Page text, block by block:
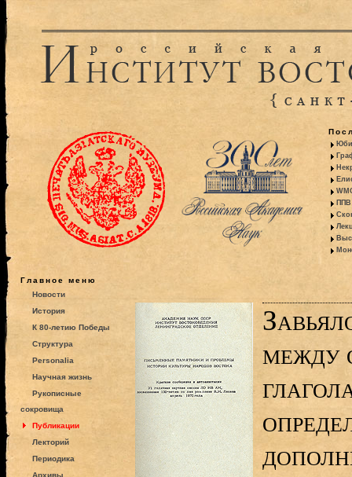
ППВ
Главное меню
Новости
История
К 80-летию Победы
Структура
Personalia
Научная жизнь
Рукописные
сокровища
Публикации
Лекторий
Периодика
Архивы
между